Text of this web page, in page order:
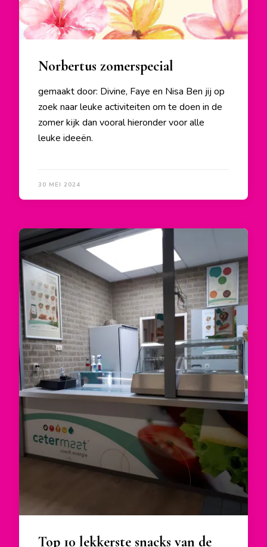
Norbertus zomerspecial
gemaakt door: Divine, Faye en Nisa Ben jij op
zoek naar leuke activiteiten om te doen in de
zomer kijk dan vooral hieronder voor alle
leuke ideeën.
30 MEI 2024
Top 10 lekkerste snacks van de